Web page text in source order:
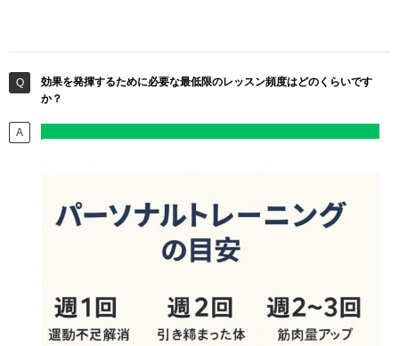
効果を発揮するために必要な最低限のレッスン頻度はどのくらいです
か？